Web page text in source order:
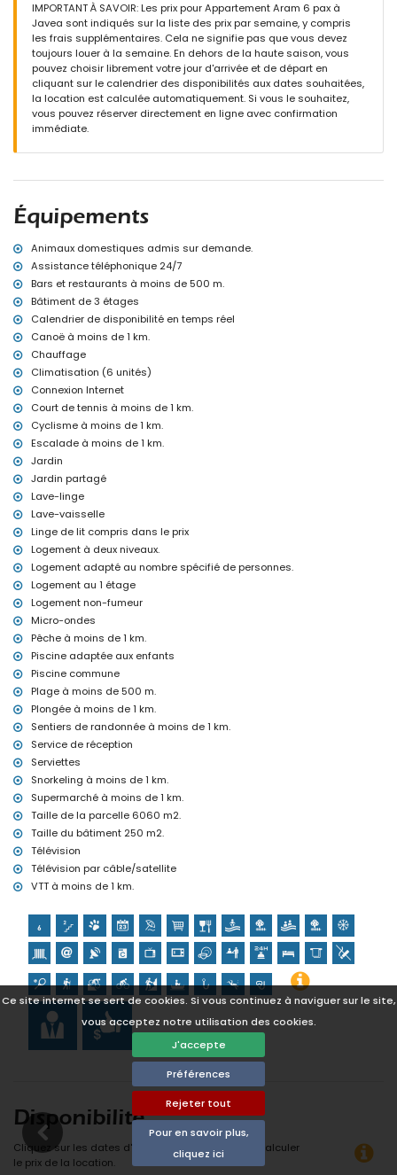
Ce site internet se sert de cookies. Si vous continuez à naviguer sur le site,
vous acceptez notre utilisation des cookies.
J'accepte
Préférences
Rejeter tout
Pour en savoir plus,
cliquez ici
Grand terrain clôturé
Piscine commune en forme de lagon
Piscine pour enfants
Beau jardin avec pelouse et arbres, mobilier de jardin avec
transats
Jardin commun avec pelouse et arbres
2 terrasses, dont 1 couverte
Douche extérieure
Garage commun
Informations supplémentaires
l'appartement)
Bord de rivière ou rivage le plus proche : Mediterraneo, Javea (à
moins de 500 mètres de l'appartement)
Plage la plus proche : El Arenal, Javea (à moins de 500 mètres de
l'appartement)
l'appartement)
Parc le plus proche : Montgo (à moins de 3 kilomètres de
l'appartement)
Aéroport le plus proche : Alicante (à moins de 100 kilomètres de
l'appartement)
Deuxième aéroport le plus proche : Valence (> 100 kilomètres)
Interdiction de fumer
Veuillez consulter si les animaux de compagnie sont autorisés
L’hébergement est très adapté pour les familles avec enfants
Équipements et services inclus dans le prix de location de
l'appartement
Internet (WiFi)
Fer et planche à repasser
Service de réception et service d'urgence 24h/24
Chauffage au sol et climatisation
Équipements et services à charge supplémentaire
Lit supplémentaire et lit/couffin pour enfants (sur demande)
Divertissement et activités de loisirs pour vos vacances à Javea,
Costa Blanca
Discothèque, bar, promenade (El Arenal et Javea) (à moins de
1000 mètres de la maison)
Cinéma (à moins de 5 kilomètres de la maison)
Sites et culture à Javea, Costa Blanca
Musée (Histórico de Javea, Javea), église (Virgen de Loreto,
Puerto, Javea), ruine (Molinos de Viento, Javea), monument (Pueblo
de Javea, Javea), bâtiment architectural (Pueblo de Javea, Javea),
lieu historique (Pueblo de Javea et Javea) (à moins de 5
kilomètres de l'hébergement)
Château (Portal de la Vila et Denia) (à moins de 25 kilomètres de
l'hébergement)
Sports
Tennis, randonnée, VTT, cyclisme, escalade, canoë, pêche, plongée
Golf et équitation (à moins de 10 kilomètres de l'appartement)
IMPORTANT À SAVOIR: Les prix pour Appartement Aram 6 pax à
Javea sont indiqués sur la liste des prix par semaine, y compris
les frais supplémentaires. Cela ne signifie pas que vous devez
toujours louer à la semaine. En dehors de la haute saison, vous
pouvez choisir librement votre jour d'arrivée et de départ en
cliquant sur le calendrier des disponibilités aux dates souhaitées,
la location est calculée automatiquement. Si vous le souhaitez,
vous pouvez réserver directement en ligne avec confirmation
immédiate.
Équipements
Animaux domestiques admis sur demande.
Assistance téléphonique 24/7
Bars et restaurants à moins de 500 m.
Bâtiment de 3 étages
Calendrier de disponibilité en temps réel
Canoë à moins de 1 km.
Chauffage
Climatisation (6 unités)
Connexion Internet
Court de tennis à moins de 1 km.
Cyclisme à moins de 1 km.
Escalade à moins de 1 km.
Jardin
Jardin partagé
Lave-linge
Lave-vaisselle
Linge de lit compris dans le prix
Logement à deux niveaux.
Logement adapté au nombre spécifié de personnes.
Logement au 1 étage
Logement non-fumeur
Micro-ondes
Pêche à moins de 1 km.
Piscine adaptée aux enfants
Piscine commune
Plage à moins de 500 m.
Plongée à moins de 1 km.
Sentiers de randonnée à moins de 1 km.
Service de réception
Serviettes
Snorkeling à moins de 1 km.
Supermarché à moins de 1 km.
Taille de la parcelle 6060 m2.
Taille du bâtiment 250 m2.
Télévision
Télévision par câble/satellite
VTT à moins de 1 km.
Disponibilité
Cliquez sur les dates d'arrivée et de départ pour calculer
le prix de la location.